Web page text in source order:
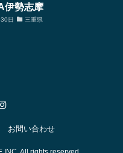
伊勢志摩
日 三重県
お問い合わせ